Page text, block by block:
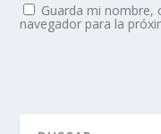
Guarda mi nombre,
navegador para la